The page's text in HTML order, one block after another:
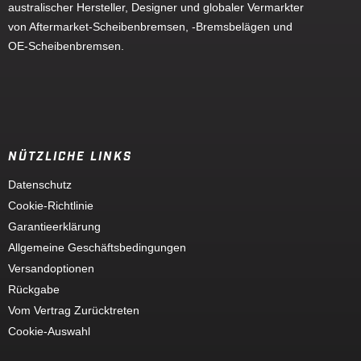
australischer Hersteller, Designer und globaler Vermarkter
von Aftermarket-Scheibenbremsen, -Bremsbelägen und
OE-Scheibenbremsen.
NÜTZLICHE LINKS
Datenschutz
Cookie-Richtlinie
Garantieerklärung
Allgemeine Geschäftsbedingungen
Versandoptionen
Rückgabe
Vom Vertrag Zurücktreten
Cookie-Auswahl